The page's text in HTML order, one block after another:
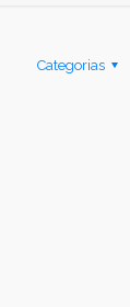
Categorias